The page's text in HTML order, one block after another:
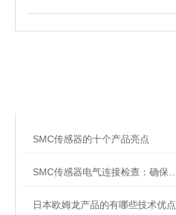
SMC传感器的十个产品亮点
日本欧姆龙产品的有哪些技术优点